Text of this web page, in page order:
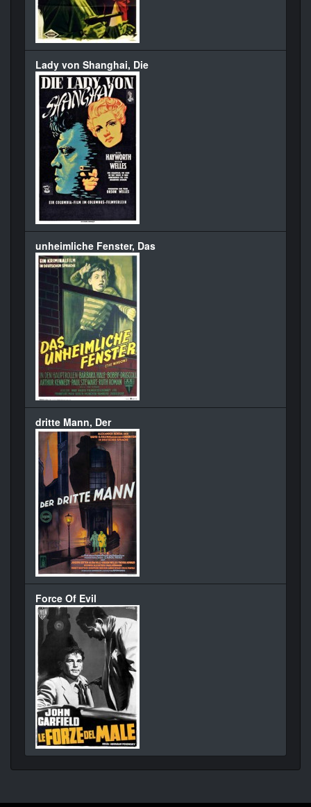
Lady von Shanghai, Die
unheimliche Fenster, Das
dritte Mann, Der
Force Of Evil